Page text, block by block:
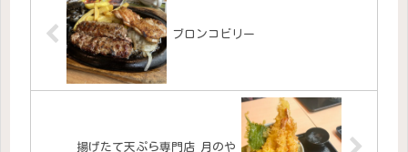
ブロンコビリー
揚げたて天ぷら専門店 月のや